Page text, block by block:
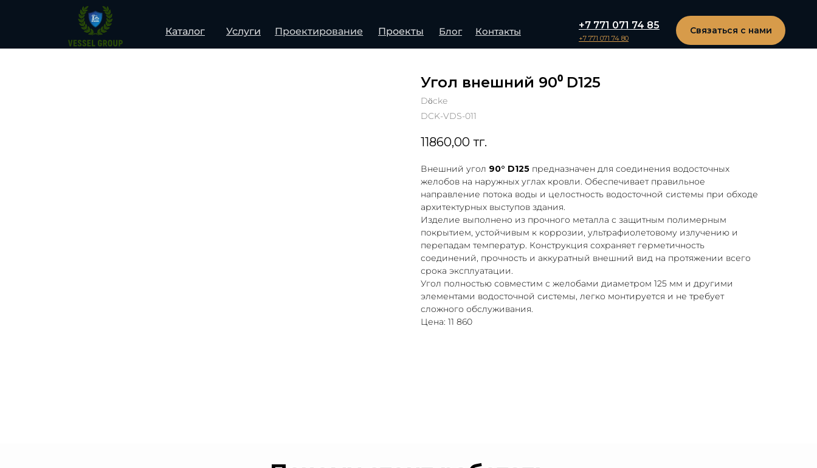
Каталог Услуги Проектирование Проекты Блог Контакты
+7 771 071 74 85
+7 771 071 74 80
Связаться с нами
Угол внешний 90⁰ D125
Döcke
DCK-VDS-011
11860,00 тг.
Внешний угол 90° D125 предназначен для соединения водосточных
желобов на наружных углах кровли. Обеспечивает правильное
направление потока воды и целостность водосточной системы при обходе
архитектурных выступов здания.
Изделие выполнено из прочного металла с защитным полимерным
покрытием, устойчивым к коррозии, ультрафиолетовому излучению и
перепадам температур. Конструкция сохраняет герметичность
соединений, прочность и аккуратный внешний вид на протяжении всего
срока эксплуатации.
Угол полностью совместим с желобами диаметром 125 мм и другими
элементами водосточной системы, легко монтируется и не требует
сложного обслуживания.
Цена: 11 860